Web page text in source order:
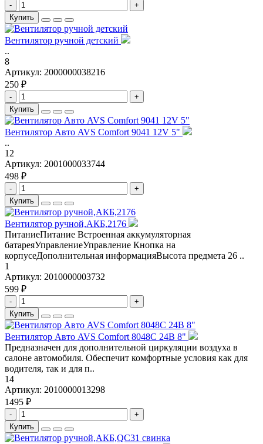
-
+
Купить
Вентилятор ручной детский
..
8
Артикул: 2000000038216
250 ₽
-
+
Купить
Вентилятор Авто AVS Comfort 9041 12V 5"
..
12
Артикул: 2001000033744
498 ₽
-
+
Купить
Вентилятор ручной,АКБ,2176
ПитаниеПитание Встроенная аккумуляторная
батареяУправлениеУправление Кнопка на
корпусеДополнительная информацияВысота предмета 26 ..
1
Артикул: 2010000003732
599 ₽
-
+
Купить
Вентилятор Авто AVS Comfort 8048C 24В 8"
Предназначен для дополнительной циркуляции воздуха в
салоне автомобиля. Обеспечит комфортные условия как для
водителя, так и для п..
14
Артикул: 2010000013298
1495 ₽
-
+
Купить